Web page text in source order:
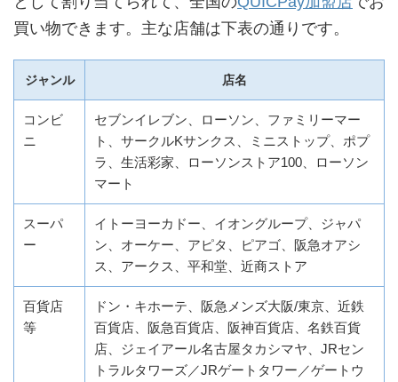
買い物できます。主な店舗は下表の通りです。
ジャンル 店名
コンビ
ニ
セブンイレブン、ローソン、ファミリーマー
ト、サークルKサンクス、ミニストップ、ポプ
ラ、生活彩家、ローソンストア100、ローソン
マート
スーパ
ー
イトーヨーカドー、イオングループ、ジャパ
ン、オーケー、アピタ、ピアゴ、阪急オアシ
ス、アークス、平和堂、近商ストア
百貨店
等
ドン・キホーテ、阪急メンズ大阪/東京、近鉄
百貨店、阪急百貨店、阪神百貨店、名鉄百貨
店、ジェイアール名古屋タカシマヤ、JRセン
トラルタワーズ／JRゲートタワー／ゲートウ